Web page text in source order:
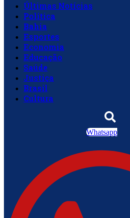
Últimas Notícias
Política
Bahia
Esportes
Economia
Educação
Saúde
Justiça
Brasil
Cultura
Whatsapp